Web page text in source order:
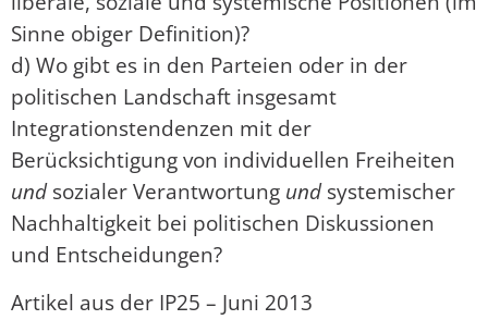
Sinne obiger Definition)?
d) Wo gibt es in den Parteien oder in der
politischen Landschaft insgesamt
Integrationstendenzen mit der
Berücksichtigung von individuellen Freiheiten
undsozialer Verantwortung undsystemischer
Nachhaltigkeit bei politischen Diskussionen
und Entscheidungen?
Artikel aus der IP25 – Juni 2013